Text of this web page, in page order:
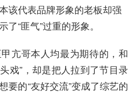
该代表品牌形象的老板却强
“匪气”过重的形象。
亢哥本人均最为期待的，和
戏”，却是把人拉到了节目录
要的“友好交流”变成了综艺的